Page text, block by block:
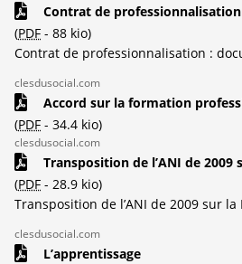
Contrat de professionnalisation
(PDF - 88 kio)
Contrat de professionnalisation :
clesdusocial.com
Accord sur la formation
(PDF - 34.4 kio)
clesdusocial.com
Transposition de l’ANI de 2009
(PDF - 28.9 kio)
Transposition de l’ANI de 2009 sur la
clesdusocial.com
L’apprentissage